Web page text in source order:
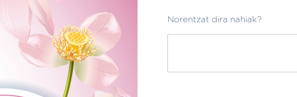
Norentzat dira nahiak?